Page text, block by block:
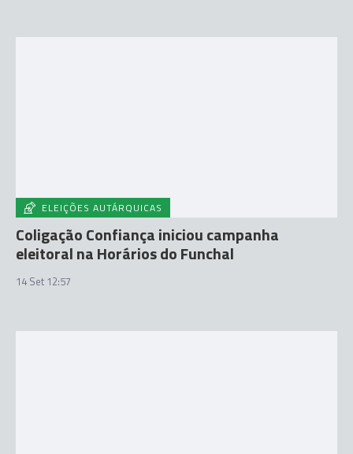
ELEIÇÕES AUTÁRQUICAS
Coligação Confiança iniciou campanha
eleitoral na Horários do Funchal
14 Set 12:57